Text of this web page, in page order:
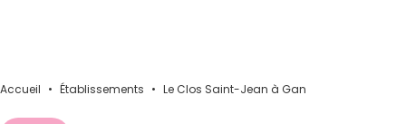
Accueil • Établissements • Le Clos Saint-Jean à Gan